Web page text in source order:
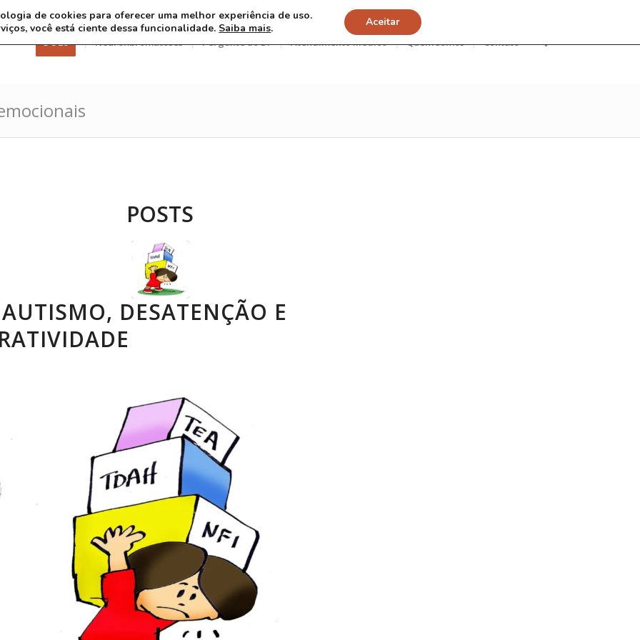
3 8 26 Neurofibromatoses Pergunte ao Dr Atendimento Médico Quem somos Contato
POSTS
DESATENÇÃO E
de cookies para oferecer uma melhor experiência de uso.
você está ciente dessa funcionalidade. Saiba mais. Aceitar